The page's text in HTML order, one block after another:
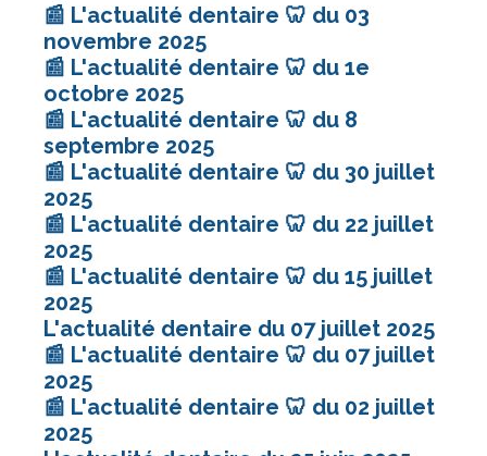
📰 L'actualité dentaire 🦷 du 03
novembre 2025
📰 L'actualité dentaire 🦷 du 1e
octobre 2025
📰 L'actualité dentaire 🦷 du 8
septembre 2025
📰 L'actualité dentaire 🦷 du 30 juillet
2025
📰 L'actualité dentaire 🦷 du 22 juillet
2025
📰 L'actualité dentaire 🦷 du 15 juillet
2025
L'actualité dentaire du 07 juillet 2025
📰 L'actualité dentaire 🦷 du 07 juillet
2025
📰 L'actualité dentaire 🦷 du 02 juillet
2025